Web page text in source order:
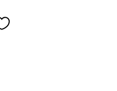
Add to favorites